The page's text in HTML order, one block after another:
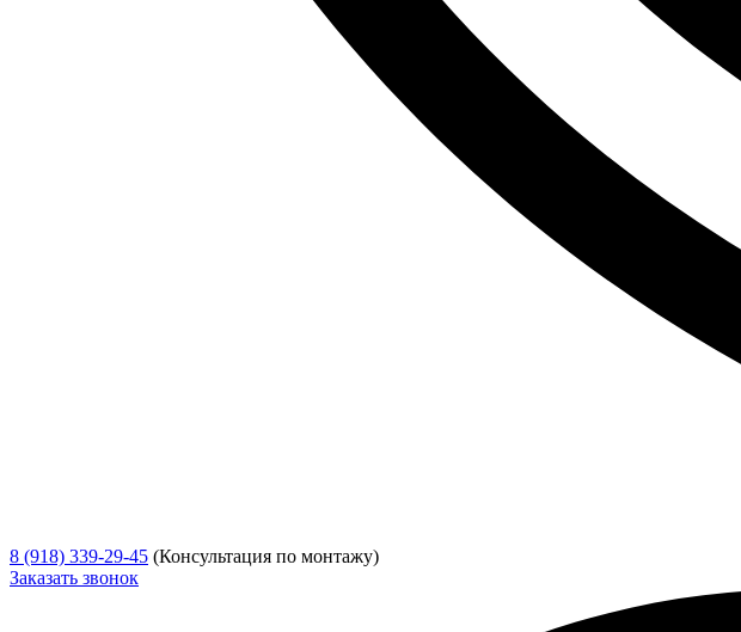
8 (918) 339-29-45 (Консультация по монтажу)
Заказать звонок